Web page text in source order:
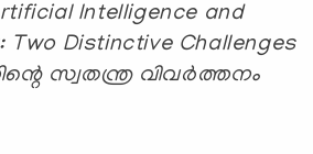
Intelligence and
Two Distinctive Challenges
സ്വതന്ത്ര വിവര്‍ത്തനം